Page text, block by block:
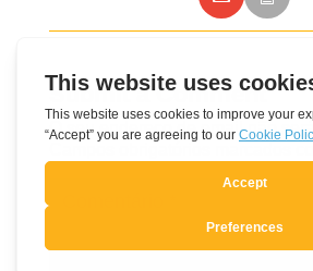
Submit a Comment
O seu endereço de email não